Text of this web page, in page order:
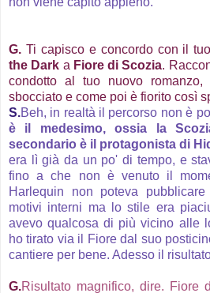
G. Ti capisco e concordo con il
the Dark a Fiore di Scozia.
condotto al tuo nuovo
sbocciato e come poi è fiorito così
S.Beh, in realtà il percorso non è
è il medesimo, ossia la
secondario è il protagonista di
era lì già da un po' di tempo, e
fino a che non è venuto il
Harlequin non poteva
motivi interni ma lo stile era
avevo qualcosa di più vicino alle
ho tirato via il Fiore dal suo
cantiere per bene. Adesso il
G.Risultato magnifico, dire. Fiore